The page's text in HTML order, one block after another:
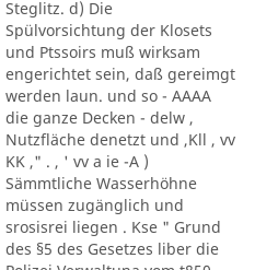
Steglitz. d) Die
Spülvorsichtung der Klosets
und Ptssoirs muß wirksam
engerichtet sein, daß gereimgt
werden laun. und so - AAAA
die ganze Decken - delw ,
Nutzfläche denetzt und ,Kll , vv
KK ," . , ' vv a ie -A )
Sämmtliche Wasserhöhne
müssen zugänglich und
srosisrei liegen . Kse " Grund
des §5 des Gesetzes liber die